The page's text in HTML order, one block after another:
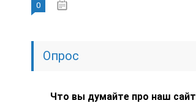
0
Опрос
Что вы думайте про наш сайт